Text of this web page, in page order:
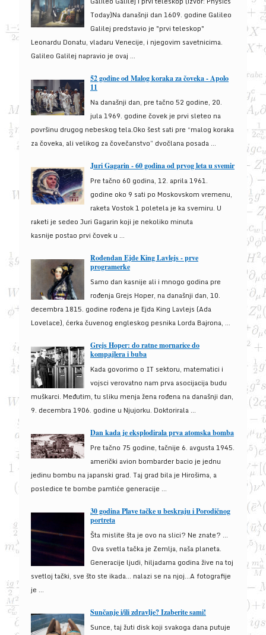
Today)Na današnji dan 1609. godine Galileo
Galilej predstavio je "prvi teleskop"
Leonardu Donatu, vladaru Venecije, i njegovim savetnicima.
Galileo Galilej napravio je ovaj ...
52 godine od Malog koraka za čoveka - Apolo
11
Na današnji dan, pre tačno 52 godine, 20.
jula 1969. godine čovek je prvi sleteo na
površinu drugog nebeskog tela.Oko šest sati pre “malog koraka
za čoveka, ali velikog za čovečanstvo” dvočlana posada ...
Juri Gagarin - 60 godina od prvog leta u svemir
Pre tačno 60 godina, 12. aprila 1961.
godine oko 9 sati po Moskovskom vremenu,
raketa Vostok 1 poletela je ka svemiru. U
raketi je sedeo Juri Gagarin koji je nekoliko minuta
kasnije postao prvi čovek u ...
Rođendan Ejde King Lavlejs - prve
programerke
Samo dan kasnije ali i mnogo godina pre
rođenja Grejs Hoper, na današnji dan, 10.
decembra 1815. godine rođena je Ejda King Lavlejs (Ada
Lovelace), ćerka čuvenog engleskog pesnika Lorda Bajrona, ...
Grejs Hoper: do ratne mornarice do
kompajlera i buba
Kada govorimo o IT sektoru, matematici i
vojsci verovatno nam prva asocijacija budu
muškarci. Međutim, tu sliku menja žena rođena na današnji dan,
9. decembra 1906. godine u Njujorku. Doktorirala ...
Dan kada je eksplodirala prva atomska bomba
Pre tačno 75 godine, tačnije 6. avgusta 1945.
američki avion bombarder bacio je jednu
jedinu bombu na japanski grad. Taj grad bila je Hirošima, a
posledice te bombe pamtiće generacije ...
30 godina Plave tačke u beskraju i Porodičnog
portreta
Šta mislite šta je ovo na slici? Ne znate? …
Ova svetla tačka je Zemlja, naša planeta.
Generacije ljudi, hiljadama godina žive na toj
svetloj tački, sve što ste ikada… nalazi se na njoj…A fotografije
je ...
Sunčanje i/ili zdravlje? Izaberite sami!
Sunce, taj žuti disk koji svakoga dana putuje